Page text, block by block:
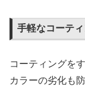
手軽なコーテ
コーティングを
カラーの劣化も防